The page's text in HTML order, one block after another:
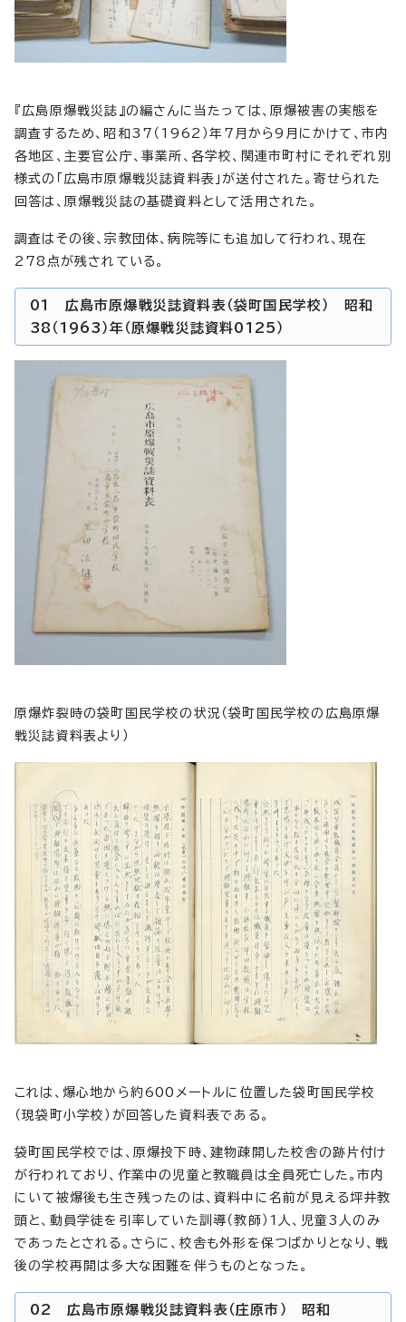
『広島原爆戦災誌』の編さんに当たっては、原爆被害の実態を
調査するため、昭和37（1962）年7月から9月にかけて、市内
各地区、主要官公庁、事業所、各学校、関連市町村にそれぞれ別
様式の「広島市原爆戦災誌資料表」が送付された。寄せられた
回答は、原爆戦災誌の基礎資料として活用された。
調査はその後、宗教団体、病院等にも追加して行われ、現在
278点が残されている。
01 広島市原爆戦災誌資料表（袋町国民学校） 昭和
38（1963）年（原爆戦災誌資料0125）
原爆炸裂時の袋町国民学校の状況（袋町国民学校の広島原爆
戦災誌資料表より）
これは、爆心地から約600メートルに位置した袋町国民学校
（現袋町小学校）が回答した資料表である。
袋町国民学校では、原爆投下時、建物疎開した校舎の跡片付け
が行われており、作業中の児童と教職員は全員死亡した。市内
にいて被爆後も生き残ったのは、資料中に名前が見える坪井教
頭と、動員学徒を引率していた訓導（教師）1人、児童3人のみ
であったとされる。さらに、校舎も外形を保つばかりとなり、戦
後の学校再開は多大な困難を伴うものとなった。
02 広島市原爆戦災誌資料表（庄原市） 昭和